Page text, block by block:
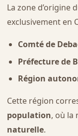
La zone d’origine
exclusivement en
Comté de
Préfecture de
Région
Cette région
population, où la
naturelle.